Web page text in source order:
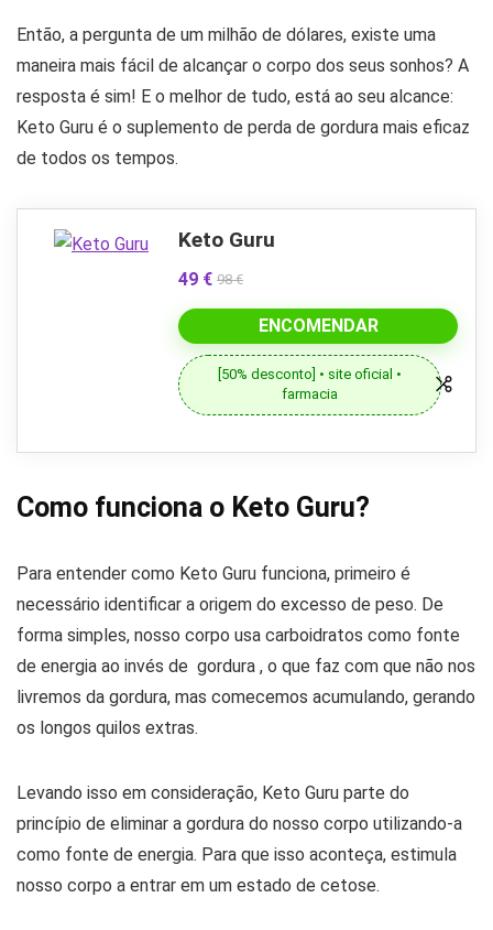
Então, a pergunta de um milhão de dólares, existe uma
maneira mais fácil de alcançar o corpo dos seus sonhos? A
resposta é sim! E o melhor de tudo, está ao seu alcance:
Keto Guru é o suplemento de perda de gordura mais eficaz
de todos os tempos.
Keto Guru
49 € 98 €
ENCOMENDAR
[50% desconto] • site oficial •
farmacia
Como funciona o Keto Guru?
Para entender como Keto Guru funciona, primeiro é
necessário identificar a origem do excesso de peso. De
forma simples, nosso corpo usa carboidratos como fonte
de energia ao invés de gordura , o que faz com que não nos
livremos da gordura, mas comecemos acumulando, gerando
os longos quilos extras.
Levando isso em consideração, Keto Guru parte do
princípio de eliminar a gordura do nosso corpo utilizando-a
como fonte de energia. Para que isso aconteça, estimula
nosso corpo a entrar em um estado de cetose.